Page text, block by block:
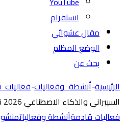
انستقرام
مقال عشوائي
الوضع المظلم
بحث عن
الرئيسية-أنشطة وفعاليات-
السيبراني والذكاء الاصطناعي PCSAi 2026
فعاليات قادمةأنشطة وفعاليات